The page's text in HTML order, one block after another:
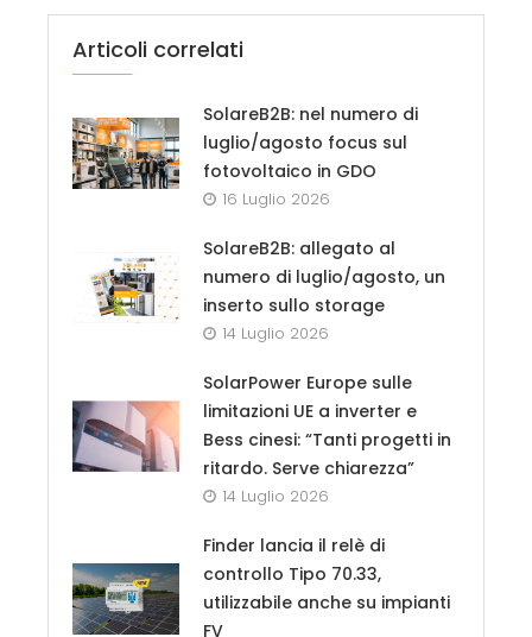
Articoli correlati
SolareB2B: nel numero di
luglio/agosto focus sul
fotovoltaico in GDO
16 Luglio 2026
SolareB2B: allegato al
numero di luglio/agosto, un
inserto sullo storage
14 Luglio 2026
SolarPower Europe sulle
limitazioni UE a inverter e
Bess cinesi: “Tanti progetti in
ritardo. Serve chiarezza”
14 Luglio 2026
Finder lancia il relè di
controllo Tipo 70.33,
utilizzabile anche su impianti
FV